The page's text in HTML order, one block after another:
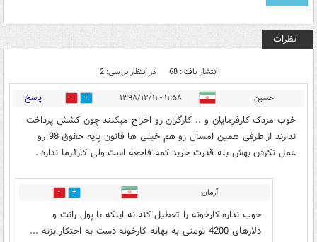
نظرات
انتشار یافته: 68 در انتظار بررسی: 2
حسین ۱۱:۵۸ - ۱۳۹۸/۱۲/۱۱ 32 پاسخ
خوب مردک کارفرمایان و .. کارگران رو اخراج میکنند چون کشش پرداخت
ندارند از طرفی همین امسال رو هم خیلی ها قانون پایه حقوق 98 رو
عمل نکردن بهش بله قدرت خرید کمه فاجعه است ولی کارفرما نداره .
آرمان 48
خوب نداره کارخونه را تعطیل کنه نه اینکه با پول رانت و
دلارهای 4200 تومنی به بهانه کارخونه دست به احتکار بزنه ...